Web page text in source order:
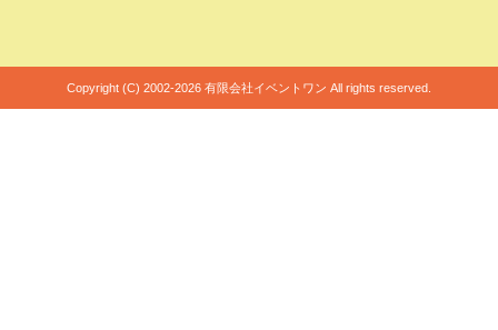
Copyright (C) 2002-2026 有限会社イベントワン All rights reserved.